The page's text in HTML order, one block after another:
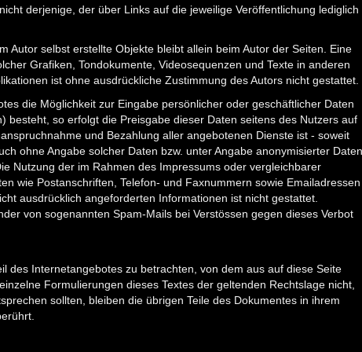
derjenige, der über Links auf die jeweilige Veröffentlichung lediglich
Autor selbst erstellte Objekte bleibt allein beim Autor der Seiten. Eine
Grafiken, Tondokumente, Videosequenzen und Texte in anderen
ist ohne ausdrückliche Zustimmung des Autors nicht gestattet.
die Möglichkeit zur Eingabe persönlicher oder geschäftlicher Daten
besteht, so erfolgt die Preisgabe dieser Daten seitens des Nutzers auf
und Bezahlung aller angebotenen Dienste ist - soweit
ohne Angabe solcher Daten bzw. unter Angabe anonymisierter Daten
Nutzung der im Rahmen des Impressums oder vergleichbarer
wie Postanschriften, Telefon- und Faxnummern sowie Emailadressen
ausdrücklich angeforderten Informationen ist nicht gestattet.
von sogenannten Spam-Mails bei Verstössen gegen dieses Verbot
des Internetangebotes zu betrachten, von dem aus auf diese Seite
Formulierungen dieses Textes der geltenden Rechtslage nicht,
sollten, bleiben die übrigen Teile des Dokumentes in ihrem